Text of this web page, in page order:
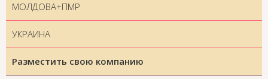
МОЛДОВА+ПМР
УКРАИНА
Разместить свою компанию